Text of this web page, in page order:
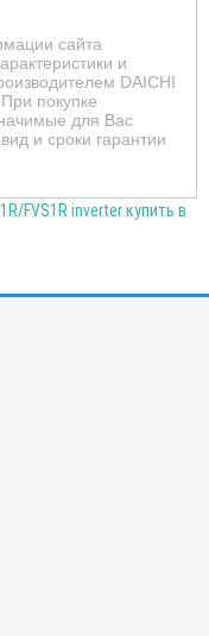
сайта
и
DAICHI
покупке
для Вас
и сроки гарантии
FVS1R inverter купить в